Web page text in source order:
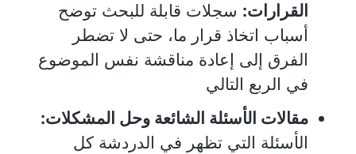
القرارات: سجلات قابلة للبحث توضح
أسباب اتخاذ قرار ما، حتى لا تضطر
الفرق إلى إعادة مناقشة نفس الموضوع
في الربع التالي
مقالات الأسئلة الشائعة وحل المشكلات:
الأسئلة التي تظهر في الدردشة كل